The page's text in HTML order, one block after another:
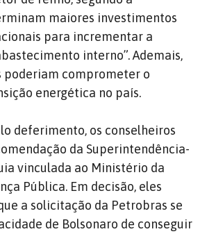
maiores investimentos
para incrementar a
interno”. Ademais,
poderiam comprometer o
energética no país.
deferimento, os conselheiros
da Superintendência-
vinculada ao Ministério da
Pública. Em decisão, eles
a solicitação da Petrobras se
de Bolsonaro de conseguir